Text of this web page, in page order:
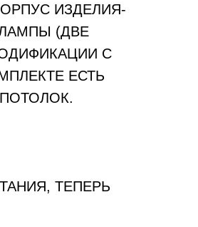
ИЗДЕЛИЯ-
(ДВЕ
С
ЕСТЬ
ТЕПЕРЬ